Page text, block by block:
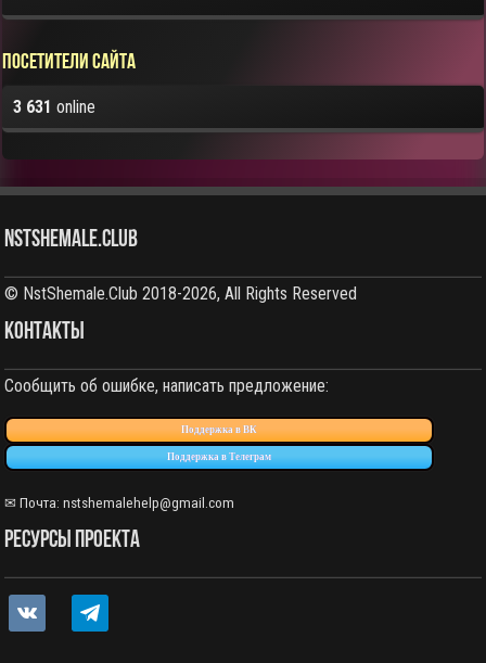
Посетители сайта
3 631 online
NstShemale.Club
© NstShemale.Club 2018-2026, All Rights Reserved
КОНТАКТЫ
Сообщить об ошибке, написать предложение:
Поддержка в ВК
Поддержка в Телеграм
✉ Почта: nstshemalehelp@gmail.com
РЕСУРСЫ ПРОЕКТА
vkontakte telegram